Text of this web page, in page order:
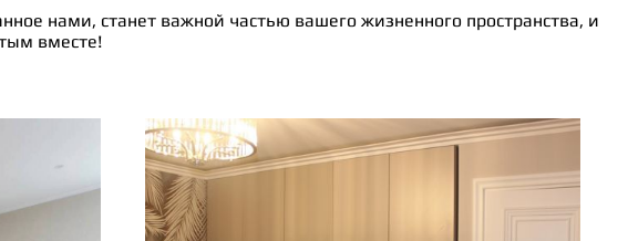
нами, станет важной частью вашего жизненного пространства, и
вместе!